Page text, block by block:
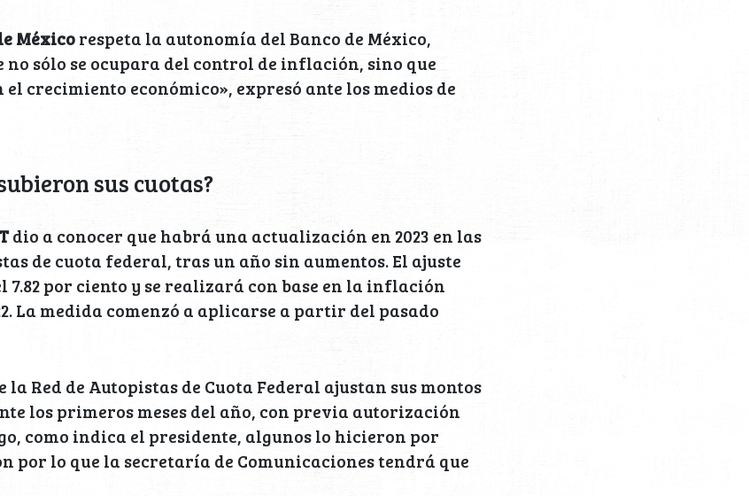
Méxicorespeta la autonomía del Banco de México,
no sólo se ocupara del control de inflación, sino que
crecimiento económico», expresó ante los medios de
sus cuotas?
dio a conocer que habrá una actualización en 2023 en las
de cuota federal, tras un año sin aumentos. El ajuste
7.82 por ciento y se realizará con base en la inflación
La medida comenzó a aplicarse a partir del pasado
la Red de Autopistas de Cuota Federal ajustan sus montos
los primeros meses del año, con previa autorización
como indica el presidente, algunos lo hicieron por
por lo que la secretaría de Comunicaciones tendrá que